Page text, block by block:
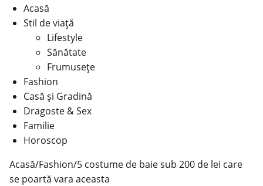
Acasă
Stil de viață
Lifestyle
Sănătate
Frumusețe
Fashion
Casă şi Gradină
Dragoste & Sex
Familie
Horoscop
Acasă/Fashion/5 costume de baie sub 200 de lei care
se poartă vara aceasta